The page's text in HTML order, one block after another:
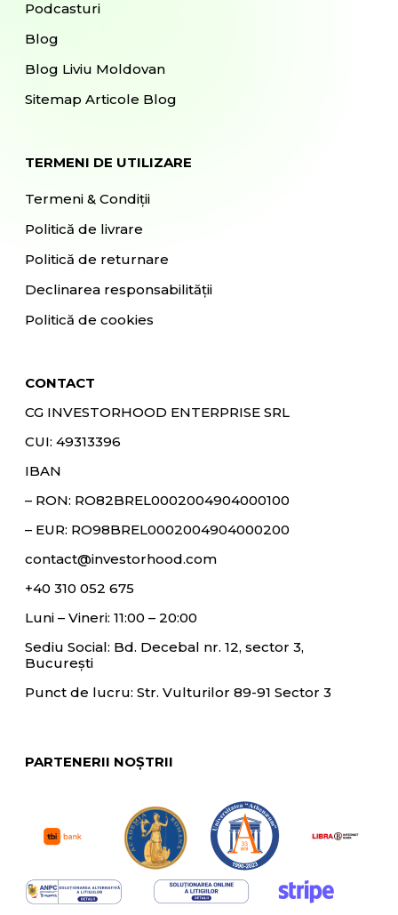
Podcasturi
Blog
Blog Liviu Moldovan
Sitemap Articole Blog
TERMENI DE UTILIZARE
Termeni & Condiții
Politică de livrare
Politică de returnare
Declinarea responsabilității
Politică de cookies
CONTACT
CG INVESTORHOOD ENTERPRISE SRL
CUI: 49313396
IBAN
– RON: RO82BREL0002004904000100
– EUR: RO98BREL0002004904000200
contact@investorhood.com
+40 310 052 675
Luni – Vineri: 11:00 – 20:00
Sediu Social: Bd. Decebal nr. 12, sector 3,
București
Punct de lucru: Str. Vulturilor 89-91 Sector 3
PARTENERII NOȘTRII